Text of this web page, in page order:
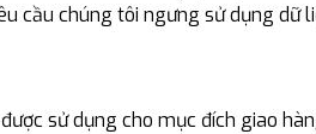
cầu chúng tôi ngưng sử dụng dữ
sử dụng cho mục đích giao